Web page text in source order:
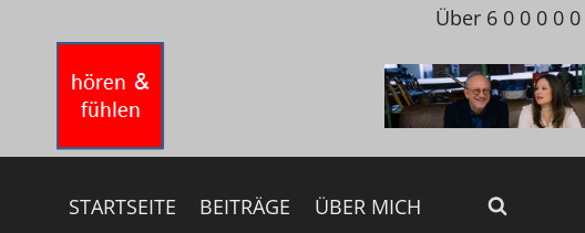
springen
Über 6 0 0 0 0
STARTSEITE BEITRÄGE ÜBER MICH